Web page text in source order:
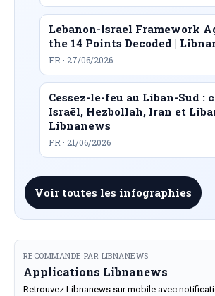
Lebanon-Israel Framework
the 14 Points Decoded |
FR · 27/06/2026
Cessez-le-feu au Liban-Sud :
Israël, Hezbollah, Iran et
Libnanews
FR · 21/06/2026
Voir toutes les infographies
RECOMMANDE PAR LIBNANEWS
Applications Libnanews
Retrouvez Libnanews sur mobile avec